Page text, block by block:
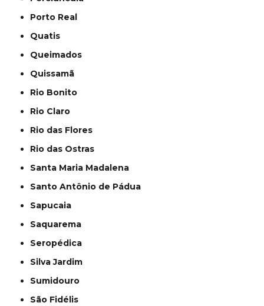
Porto Real
Quatis
Queimados
Quissamã
Rio Bonito
Rio Claro
Rio das Flores
Rio das Ostras
Santa Maria Madalena
Santo Antônio de Pádua
Sapucaia
Saquarema
Seropédica
Silva Jardim
Sumidouro
São Fidélis